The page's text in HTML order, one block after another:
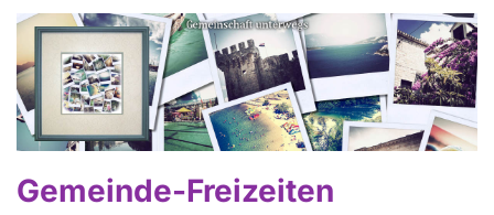
Gemeinde-Freizeiten